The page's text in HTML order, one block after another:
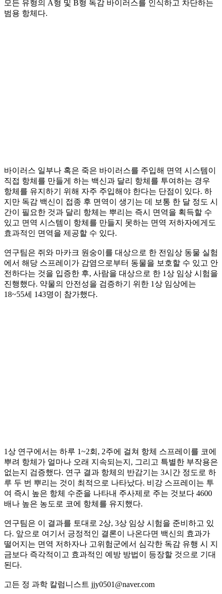
모든 유형의 A형 및 B형 독감 바이러스를 인식하고 차단하는
범용 항체다.
바이러스 일부나 혹은 죽은 바이러스를 주입해 면역 시스템이
직접 항체를 만들게 하는 백신과 달리 항체를 투여하는 경우
항체를 유지하기 위해 자주 주입해야 한다는 단점이 있다. 하
지만 독감 백신이 접종 후 면역이 생기는 데 보통 한 달 정도 시
간이 필요한 것과 달리 항체는 뿌리는 즉시 면역을 획득할 수
있고 면역 시스템이 항체를 만들지 못하는 면역 저하자에게도
효과적인 면역을 제공할 수 있다.
연구팀은 쥐와 마카크 원숭이를 대상으로 한 전임상 동물 실험
에서 해당 스프레이가 감염으로부터 동물을 보호할 수 있고 안
전하다는 것을 입증한 후, 사람을 대상으로 한 1상 임상 시험을
진행했다. 약물의 안전성을 검증하기 위한 1상 임상에는
18~55세 143명이 참가했다.
1상 연구에서는 하루 1~2회, 2주에 걸쳐 항체 스프레이를 코에
뿌려 항체가 얼마나 오래 지속되는지, 그리고 특별한 부작용은
없는지 검증했다. 연구 결과 항체의 반감기는 3시간 정도로 하
루 두 번 뿌리는 것이 최적으로 나타났다. 비강 스프레이는 투
여 즉시 높은 항체 수준을 나타내 주사제로 주는 것보다 4600
배나 높은 농도로 코에 항체를 유지했다.
연구팀은 이 결과를 토대로 2상, 3상 임상 시험을 준비하고 있
다. 앞으로 여기서 긍정적인 결론이 나온다면 백신의 효과가
떨어지는 면역 저하자나 고위험군에서 심각한 독감 유행 시 지
금보다 즉각적이고 효과적인 예방 방법이 등장할 것으로 기대
된다.
고든 정 과학 칼럼니스트 jjy0501@naver.com